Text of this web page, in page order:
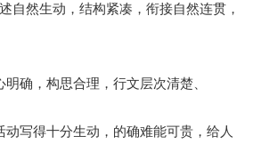
自然生动，结构紧凑，衔接自然连贯，
确，构思合理，行文层次清楚、
动写得十分生动，的确难能可贵，给人